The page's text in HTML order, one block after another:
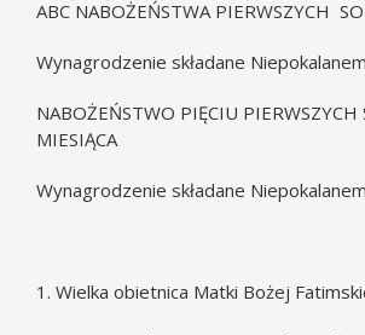
ABC NABOŻEŃSTWA PIERWSZYCH
Wynagrodzenie składane
NABOŻEŃSTWO PIĘCIU PIERWSZYCH
MIESIĄCA
Wynagrodzenie składane
1. Wielka obietnica Matki Bożej